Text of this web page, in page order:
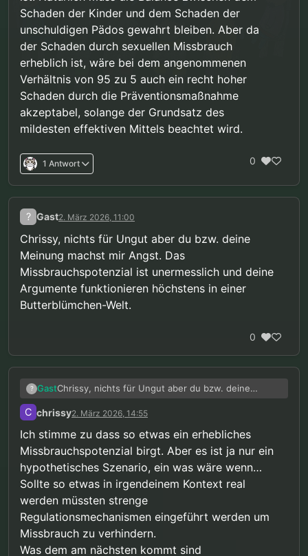
Schaden der Kinder und dem Schaden der
unschuldigen Pädos gewahrt bleiben. Aber da
der Schaden durch sexuellen Missbrauch
erheblich ist, wäre bei dem angenommenen
Verhältnis von 95 zu 5 auch ein recht hoher
Schaden durch die Präventionsmaßnahme
akzeptabel, solange der Grundsatz des
mildesten effektiven Mittels beachtet wird.
1 Antwort 0
? Gast2. März 2026, 11:00
Chrissy, nichts für Ungut aber du bzw. deine
Meinung machst mir Angst. Das
Missbrauchspotenzial ist unermesslich und deine
Argumente funktionieren höchstens in einer
Butterblümchen-Welt.
0
? GastChrissy, nichts für Ungut aber du bzw. deine
Meinung machst mir Angst. Das
Missbrauchspotenzial ist unermesslich und deine
Butterblümchen-Welt.
C chrissy2. März 2026, 14:55
Ich stimme zu dass so etwas ein erhebliches
Missbrauchspotenzial birgt. Aber es ist ja nur ein
hypothetisches Szenario, ein was wäre wenn…
Sollte so etwas in irgendeinem Kontext real
werden müssten strenge
Regulationsmechanismen eingeführt werden um
Missbrauch zu verhindern.
Was dem am nächsten kommt sind